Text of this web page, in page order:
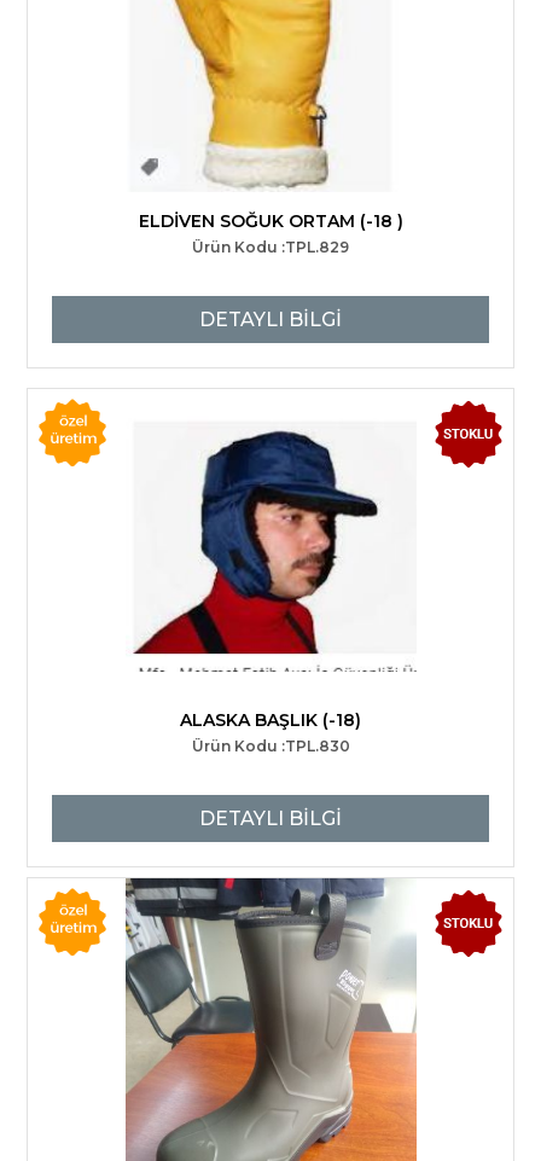
ELDİVEN SOĞUK ORTAM (-18 )
Ürün Kodu :TPL.829
DETAYLI BİLGİ
ALASKA BAŞLIK (-18)
Ürün Kodu :TPL.830
DETAYLI BİLGİ